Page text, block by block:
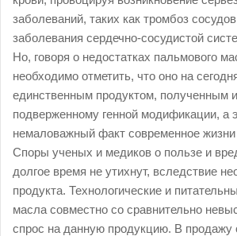
заболеваний, таких как тромбоз
заболевания сердечно-сосудистой
Но, говоря о недостатках пальмового
необходимо отметить, что оно на
единственным продуктом, полученным
подверженному генной модификации, а
немаловажный факт современное жизни
Споры ученых и медиков о пользе и
долгое время не утихнут, вследствие
продукта. Технологические и
масла совместно со сравнительно
спрос на данную продукцию. В продажу